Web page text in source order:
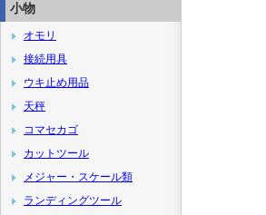
小物
オモリ
接続用具
ウキ止め用品
天秤
コマセカゴ
カットツール
メジャー・スケール類
ランディングツール